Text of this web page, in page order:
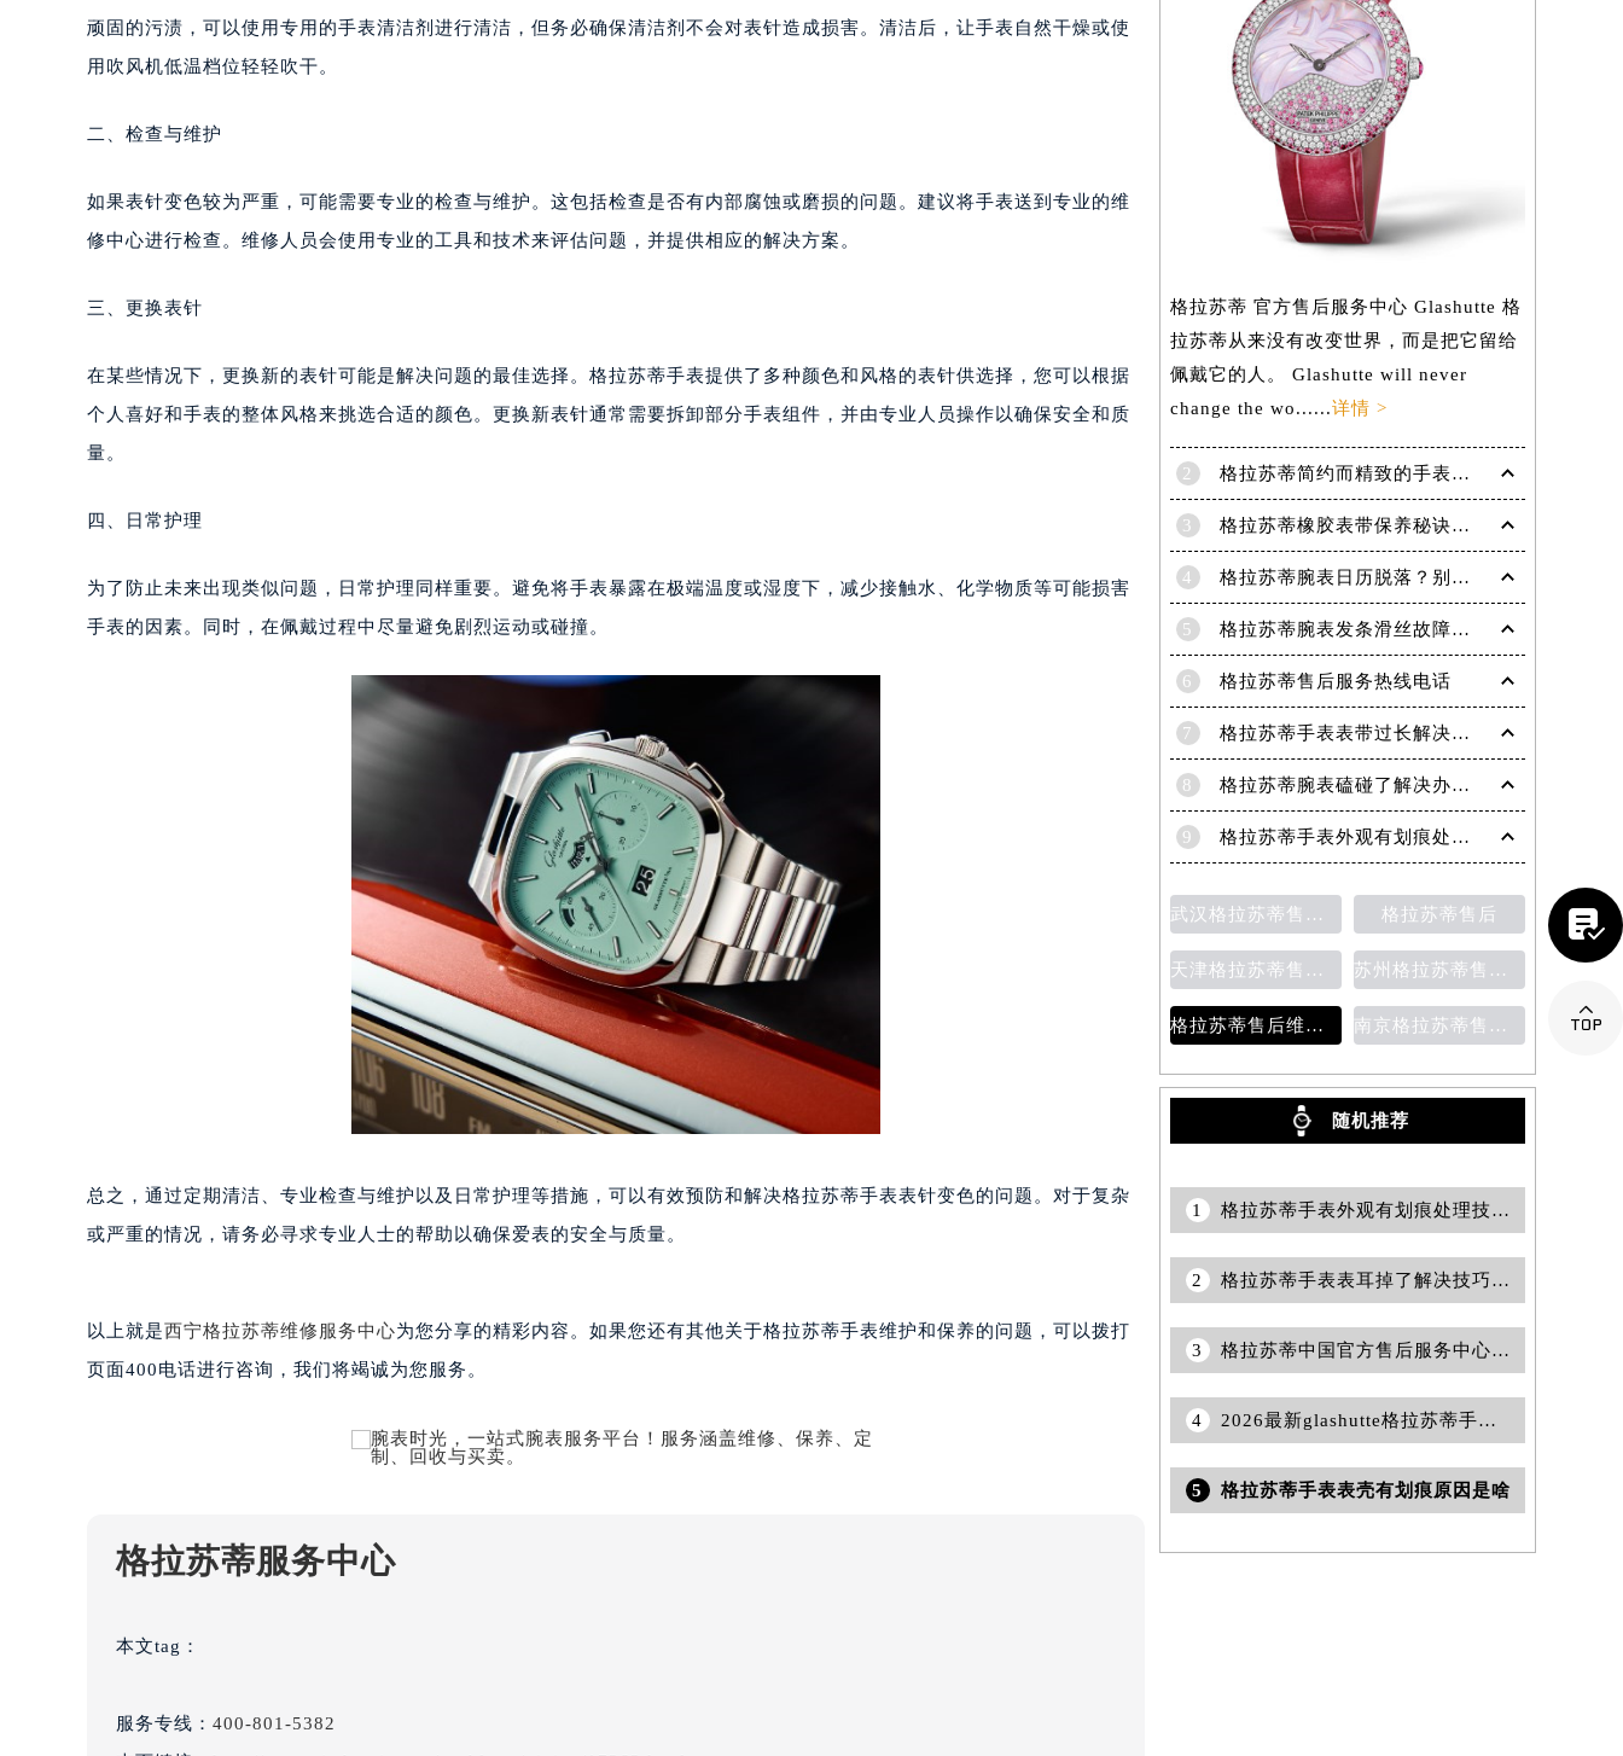
惠州市惠城区江北文昌一路7号华贸大厦写字楼1座30层05室（需提前预约）
郑州市二七区铭功路10号华润大厦写字楼29层2905室（需提前预约）
太原市迎泽区解放路15号亨得利名表服务中心（品牌授权店）3层整层（需提前预约）
温州市鹿城区锦绣路1067号置信广场10层1015室（需提前预约）
哈尔滨市道里区友谊西路600号富力中心T2座写字楼29层03室（需提前预约）
南通市崇川区工农路57号圆融广场写字楼16层1603室（需提前预约）
苏州市苏州工业园区星港街199号苏州中心办公楼C座22层08室（需提前预约）
南宁市青秀区金湖路59号地王大厦12楼1224室（需提前预约）
泉州市丰泽区宝洲路729号浦西万达中心写字楼A座7楼709室（需提前预约）
青岛市南区山东路6号华润大厦B座22层04室（需提前预约）
烟台市芝罘区胜利路139号万达金融中心A座907室（需提前预约）
长春市朝阳区西安大路727号中银大厦A座(旺进大厦)18层09室（需提前预约）
贵阳市南明区都司高架桥路33号亨特国际金融中心14楼14D（需提前预约）
昆明市盘龙区北京路928号同德昆明广场写字楼10层06室（需提前预约）
石家庄市长安区中山东路39号勒泰中心写字楼B座13层07室（需提前预约）
西安市碑林区南关正街88号华侨城长安国际中心E座6楼10室（需提前预约）
海口市龙华区金贸东路5号海口华润大厦B座17层1707室（需提前预约）
唐山市路南区新华东道100号万达广场写字楼A座10层1002室（需提前预约）
台州市椒江区东海大道1800号腾达中心东1幢20楼2002室（需提前预约）
内蒙古自治区呼和浩特市玉泉区大学西街70号华润万象城写字楼（鄂尔多斯大厦）23层2326室（需提前预约）
重庆市解放碑渝中区民权路28号英利国际金融中心写字楼20层01室（需提前预约）
黑龙江省大庆市萨尔图区会战大街格拉苏蒂售后服务中心（需提前预约）
黑龙江省鸡西市鸡冠区红军路格拉苏蒂售后服务中心（需提前预约）
黑龙江省佳木斯市向阳区长安路格拉苏蒂售后服务中心（需提前预约）
黑龙江省七台河市桃山区大同街格拉苏蒂售后服务中心（需提前预约）
黑龙江省齐齐哈尔市龙沙区龙华路格拉苏蒂售后服务中心（需提前预约）
黑龙江省伊春市伊美区通河路格拉苏蒂售后服务中心（需提前预约）
顽固的污渍，可以使用专用的手表清洁剂进行清洁，但务必确保清洁剂不会对表针造成损害。清洁后，让手表自然干燥或使
用吹风机低温档位轻轻吹干。
二、检查与维护
如果表针变色较为严重，可能需要专业的检查与维护。这包括检查是否有内部腐蚀或磨损的问题。建议将手表送到专业的维
修中心进行检查。维修人员会使用专业的工具和技术来评估问题，并提供相应的解决方案。
三、更换表针
在某些情况下，更换新的表针可能是解决问题的最佳选择。格拉苏蒂手表提供了多种颜色和风格的表针供选择，您可以根据
个人喜好和手表的整体风格来挑选合适的颜色。更换新表针通常需要拆卸部分手表组件，并由专业人员操作以确保安全和质
量。
四、日常护理
为了防止未来出现类似问题，日常护理同样重要。避免将手表暴露在极端温度或湿度下，减少接触水、化学物质等可能损害
手表的因素。同时，在佩戴过程中尽量避免剧烈运动或碰撞。
总之，通过定期清洁、专业检查与维护以及日常护理等措施，可以有效预防和解决格拉苏蒂手表表针变色的问题。对于复杂
或严重的情况，请务必寻求专业人士的帮助以确保爱表的安全与质量。
以上就是西宁格拉苏蒂维修服务中心为您分享的精彩内容。如果您还有其他关于格拉苏蒂手表维护和保养的问题，可以拨打
页面400电话进行咨询，我们将竭诚为您服务。
格拉苏蒂服务中心
本文tag：
服务专线： 400-801-5382
格拉苏蒂 官方售后服务中心 Glashutte 格
拉苏蒂从来没有改变世界，而是把它留给
佩戴它的人。 Glashutte will never
change the wo......详情 >
2 格拉苏蒂简约而精致的手表，Lady Serenade Karree腕表
3 格拉苏蒂橡胶表带保养秘诀：守护彩虹色彩，拒绝老化
4 格拉苏蒂腕表日历脱落？别急，这里有解决妙招
5 格拉苏蒂腕表发条滑丝故障？专业修复技巧大揭秘
6 格拉苏蒂售后服务热线电话
7 格拉苏蒂手表表带过长解决方法（轻松调整佩戴舒适度指南）
8 格拉苏蒂腕表磕碰了解决办法汇总（日常保养与修复技巧）
9 格拉苏蒂手表外观有划痕处理方法详解（轻松修复爱表的小技巧）
武汉格拉苏蒂售后维修保养费用 格拉苏蒂售后
天津格拉苏蒂售后维修保养费用价目表 苏州格拉苏蒂售后维修保养价目表
格拉苏蒂售后维修保养价目表 南京格拉苏蒂售后维修保养费用说明
随机推荐
1 格拉苏蒂手表外观有划痕处理技巧详解
2 格拉苏蒂手表表耳掉了解决技巧集锦
3 格拉苏蒂中国官方售后服务中心｜全部网点地址与客服热线权威信息通告（2026年6月最新）
4 2026最新glashutte格拉苏蒂手表官方售后维修服务中心网点地址实地探访报告
5 格拉苏蒂手表表壳有划痕原因是啥

